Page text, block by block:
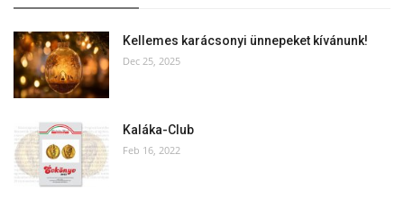
Kellemes karácsonyi ünnepeket kívánunk!
Dec 25, 2025
Kaláka-Club
Feb 16, 2022